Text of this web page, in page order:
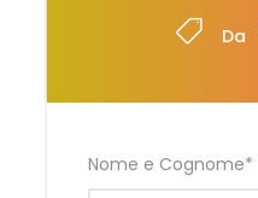
Da
Nome e Cognome*